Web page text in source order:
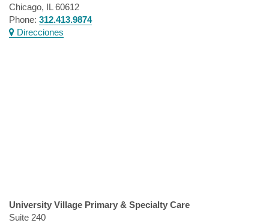
Chicago, IL 60612
Phone: 312.413.9874
Direcciones
University Village Primary & Specialty Care
Suite 240